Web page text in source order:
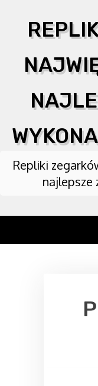
content
Repliki
najlepsze